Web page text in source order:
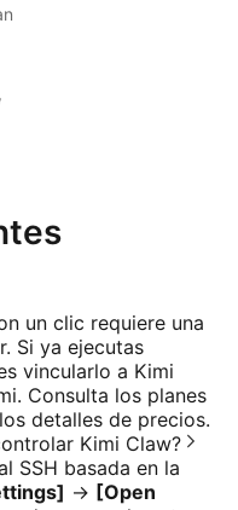
un clic requiere una
Si ya ejecutas
vincularlo a Kimi
Consulta los planes
detalles de precios.
Kimi Claw?
SSH basada en la
→ [Open